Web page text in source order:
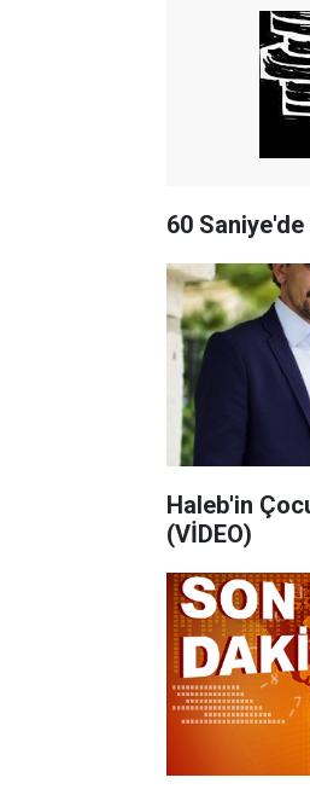
60 Saniye'de
Haleb'in Çocukları Bayram Bilmez
(VİDEO)